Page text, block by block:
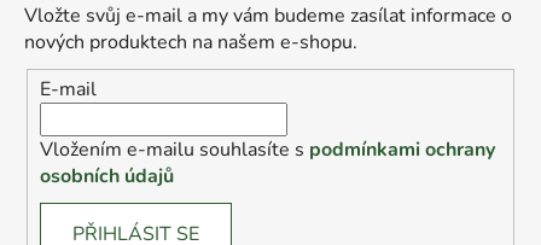
Vložte svůj e-mail a my vám budeme zasílat informace o
nových produktech na našem e-shopu.
E-mail
Vložením e-mailu souhlasíte s podmínkami ochrany
osobních údajů
PŘIHLÁSIT SE